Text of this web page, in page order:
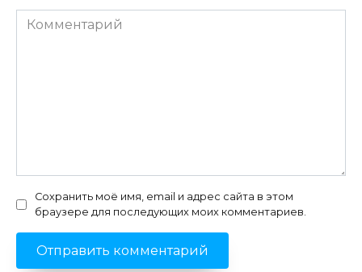
Комментарий
Сохранить моё имя, email и адрес сайта в этом
браузере для последующих моих комментариев.